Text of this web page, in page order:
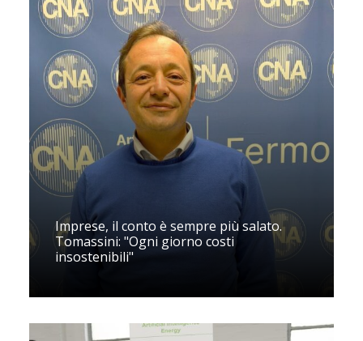
Imprese, il conto è sempre più salato.
Tomassini: "Ogni giorno costi
insostenibili"